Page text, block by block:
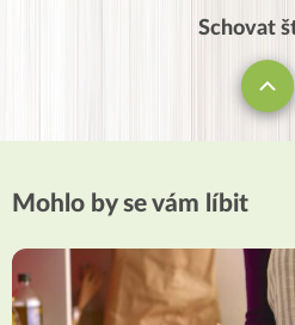
Schovat
Mohlo by se vám líbit